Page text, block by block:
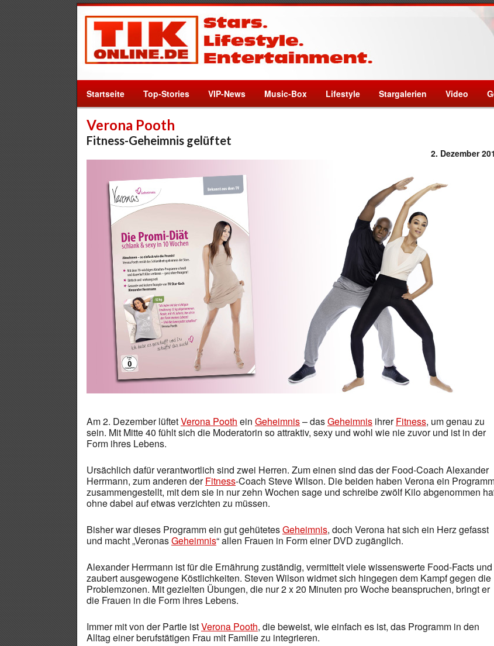
Startseite Top-Stories VIP-News Music-Box Lifestyle Stargalerien Video
Verona Pooth
Fitness-Geheimnis gelüftet
2. Dezember
Am 2. Dezember lüftetVerona Pooth ein Geheimnis– dasGeheimnis ihrerFitness, um genau zu
sein. Mit Mitte 40 fühlt sich die Moderatorin so attraktiv, sexy und wohl wie nie zuvor und ist in der
Form ihres Lebens.
Ursächlich dafür verantwortlich sind zwei Herren. Zum einen sind das der Food-Coach Alexander
Herrmann, zum anderen derFitness-Coach Steve Wilson. Die beiden haben Verona ein
zusammengestellt, mit dem sie in nur zehn Wochen sage und schreibe zwölf Kilo abgenommen
ohne dabei auf etwas verzichten zu müssen.
Bisher war dieses Programm ein gut gehütetesGeheimnis, doch Verona hat sich ein Herz gefasst
und macht „VeronasGeheimnis“ allen Frauen in Form einer DVD zugänglich.
Alexander Herrmann ist für die Ernährung zuständig, vermittelt viele wissenswerte Food-Facts und
zaubert ausgewogene Köstlichkeiten. Steven Wilson widmet sich hingegen dem Kampf gegen die
Problemzonen. Mit gezielten Übungen, die nur 2 x 20 Minuten pro Woche beanspruchen, bringt er
die Frauen in die Form ihres Lebens.
Immer mit von der Partie istVerona Pooth, die beweist, wie einfach es ist, das Programm in den
Alltag einer berufstätigen Frau mit Familie zu integrieren.